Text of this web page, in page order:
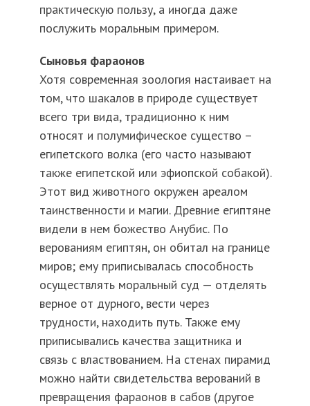
практическую пользу, а иногда даже
послужить моральным примером.
Сыновья фараонов
Хотя современная зоология настаивает на
том, что шакалов в природе существует
всего три вида, традиционно к ним
относят и полумифическое существо –
египетского волка (его часто называют
также египетской или эфиопской собакой).
Этот вид животного окружен ареалом
таинственности и магии. Древние египтяне
видели в нем божество Анубис. По
верованиям египтян, он обитал на границе
миров; ему приписывалась способность
осуществлять моральный суд — отделять
верное от дурного, вести через
трудности, находить путь. Также ему
приписывались качества защитника и
связь с властвованием. На стенах пирамид
можно найти свидетельства верований в
превращения фараонов в сабов (другое